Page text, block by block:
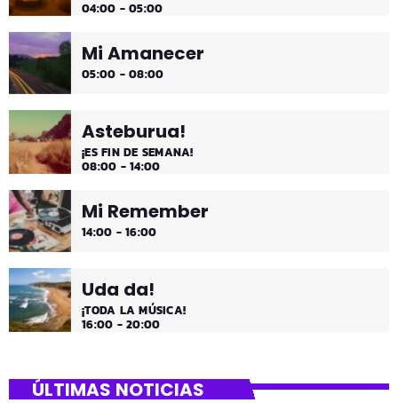
04:00 - 05:00
Mi Amanecer
05:00 - 08:00
Asteburua!
¡ES FIN DE SEMANA!
08:00 - 14:00
Mi Remember
14:00 - 16:00
Uda da!
¡TODA LA MÚSICA!
16:00 - 20:00
ÚLTIMAS NOTICIAS